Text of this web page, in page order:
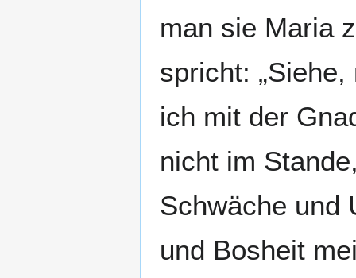
man sie Maria
spricht:
ich mit der
nicht im
Schwäche und
und Bosheit